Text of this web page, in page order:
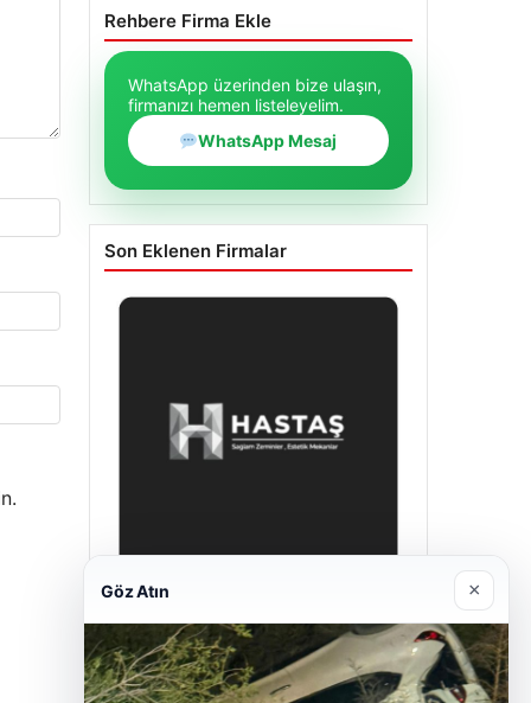
Rehbere Firma Ekle
WhatsApp üzerinden bize ulaşın,
firmanızı hemen listeleyelim.
WhatsApp Mesaj
Son Eklenen Firmalar
28/04/2026
Göz Atın ×